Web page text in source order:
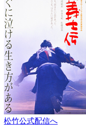
松竹公式配信へ